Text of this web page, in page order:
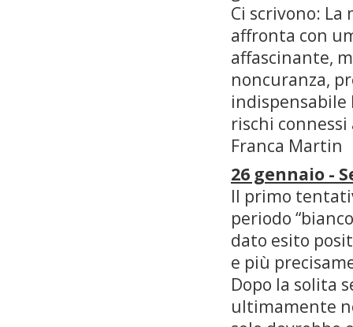
Ci scrivono:
affronta con
affascinante,
noncuranza,
rischi
Franca Martin
26 gennaio -
Il primo
periodo
dato esito
e più
Dopo la solita
ultimamente